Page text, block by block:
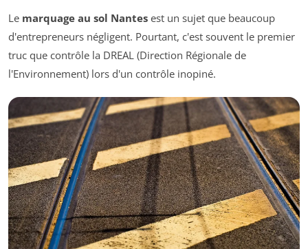
Le marquage au sol Nantes est un sujet que beaucoup
d'entrepreneurs négligent. Pourtant, c'est souvent le premier
truc que contrôle la DREAL (Direction Régionale de
l'Environnement) lors d'un contrôle inopiné.